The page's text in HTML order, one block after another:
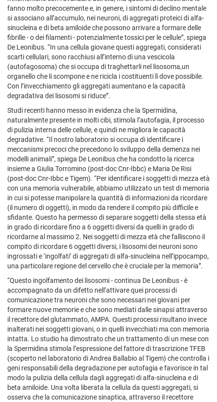
fanno molto precocemente e, in genere, i sintomi di declino mentale
si associano all’accumulo, nei neuroni, di aggregati proteici di alfa-
sinucleina e di beta amiloide che possono arrivare a formare delle
fibrille - o dei filamenti - potenzialmente tossici per le cellule”, spiega
De Leonibus. “In una cellula giovane questi aggregati, considerati
scarti cellulari, sono racchiusi all’interno di una vescicola
(autofagosoma) che si occupa di traghettarli nel lisosoma,un
organello che li scompone e ne ricicla i costituenti lì dove possibile.
Con l’invecchiamento gli aggregati aumentano e la capacità
degradativa dei lisosomi si riduce”.
Studi recenti hanno messo in evidenza che la Spermidina,
naturalmente presente in molti cibi, stimola l’autofagia, il processo
di pulizia interna delle cellule, e quindi ne migliora le capacità
degradative. “Il nostro laboratorio si occupa di identificare i
meccanismi precoci che precedono lo sviluppo della demenza nei
modelli animali”, spiega De Leonibus che ha condotto la ricerca
insieme a Giulia Torromino (post-doc Cnr-Ibbc) e Maria De Risi
(post-doc Cnr-Ibbc e Tigem). “Per identificare i soggetti di mezza età
con una memoria vulnerabile, abbiamo utilizzato un test di memoria
in cui si potesse manipolare la quantità di informazioni da ricordare
(il numero di oggetti), in modo da rendere il compito più difficile e
sfidante. Questo ha permesso di separare soggetti della stessa età
in grado di ricordare fino a 6 oggetti diversi da quelli in grado di
ricordarne al massimo 2. Nei soggetti di mezza età che falliscono il
compito di ricordare 6 oggetti diversi, i lisosomi dei neuroni sono
ingrossati e ‘ingolfati’ di aggregati di alfa-sinucleina nell’ippocampo,
una particolare regione del cervello che è cruciale per la memoria”.
“Questo ingolfamento dei lisosomi - continua De Leonibus - è
accompagnato da un difetto nell’attivare quei processi di
comunicazione tra neuroni che sono necessari nei giovani per
formare nuove memorie e che sono mediati dalle sinapsi attraverso
il recettore del glutammato, AMPA. Questi processi risultano invece
inalterati nei soggetti giovani, o in quelli invecchiati ma con memoria
intatta. Lo studio ha dimostrato che un trattamento di un mese con
la Spermidina stimola l’espressione del fattore di trascrizione TFEB
(scoperto nel laboratorio di Andrea Ballabio al Tigem) che controlla i
geni responsabili della degradazione per autofagia e favorisce in tal
modo la pulizia della cellula dagli aggregati di alfa-sinucleina e di
beta amiloide. Una volta liberata la cellula da questi aggregati, si
osserva che la comunicazione sinaptica, attraverso il recettore